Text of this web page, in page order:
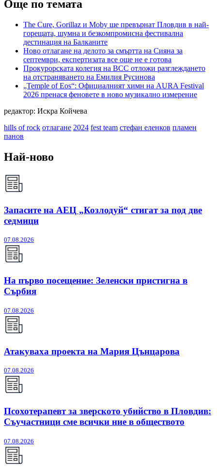
Още по темата
The Cure, Gorillaz и Moby ще превърнат Пловдив в най-
горещата, шумна и безкомпромисна фестивална
дестинация на Балканите
Ново отлагане на делото за смъртта на Сияна за
септември, експертизата все още не е готова
Прокурорската колегия на ВСС отложи разглеждането
на отстраняването на Емилия Русинова
„Temple of Eos“: Официалният химн на AURA Festival
2026 пренася феновете в ново музикално измерение
редактор: Искра Койчева
hills of rock отлагане 2024 fest team стефан еленков пламен
панов
Най-ново
Запасите на АЕЦ „Козлодуй“ стигат за под две
седмици
07.08.2026
На първо посещение: Зеленски пристигна в
Сърбия
07.08.2026
Атакуваха проекта на Мария Цънцарова
07.08.2026
Псохотерапевт за зверското убийство в Пловдив:
Съучастници сме всички ние в обществото
07.08.2026